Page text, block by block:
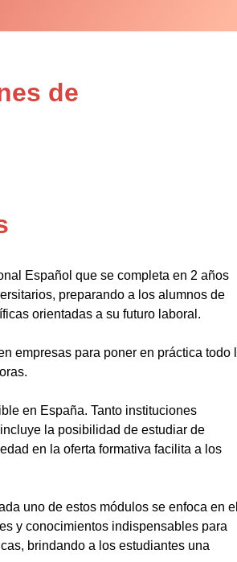
de
Español que se completa en 2 años
preparando a los alumnos de
orientadas a su futuro laboral.
empresas para poner en práctica todo
en España. Tanto instituciones
la posibilidad de estudiar de
en la oferta formativa facilita a los
uno de estos módulos se enfoca en el
y conocimientos indispensables para
brindando a los estudiantes una